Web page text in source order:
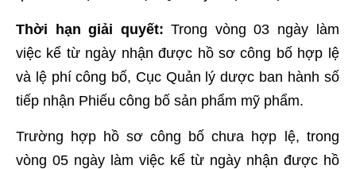
Thời hạn giải quyết:Trong vòng 03 ngày làm
việc kể từ ngày nhận được hồ sơ công bố hợp lệ
và lệ phí công bố, Cục Quản lý dược ban hành số
tiếp nhận Phiếu công bố sản phẩm mỹ phẩm.
Trường hợp hồ sơ công bố chưa hợp lệ, trong
vòng 05 ngày làm việc kể từ ngày nhận được hồ